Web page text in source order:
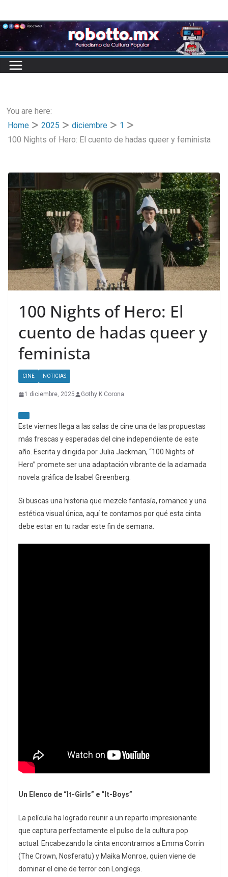
to
content
You are here:
Home
2025 diciembre
1
100 Nights of Hero: El cuento de hadas queer y feminista
100 Nights of Hero: El
cuento de hadas queer y
feminista
CINE NOTICIAS
1 diciembre, 2025 Gothy K Corona
Este viernes llega a las salas de cine una de las propuestas
más frescas y esperadas del cine independiente de este
año. Escrita y dirigida por Julia Jackman, “100 Nights of
Hero” promete ser una adaptación vibrante de la aclamada
novela gráfica de Isabel Greenberg.
Si buscas una historia que mezcle fantasía, romance y una
estética visual única, aquí te contamos por qué esta cinta
debe estar en tu radar este fin de semana.
Un Elenco de “It-Girls” e “It-Boys”
La película ha logrado reunir a un reparto impresionante
que captura perfectamente el pulso de la cultura pop
actual. Encabezando la cinta encontramos a Emma Corrin
(The Crown, Nosferatu) y Maika Monroe, quien viene de
dominar el cine de terror con Longlegs.